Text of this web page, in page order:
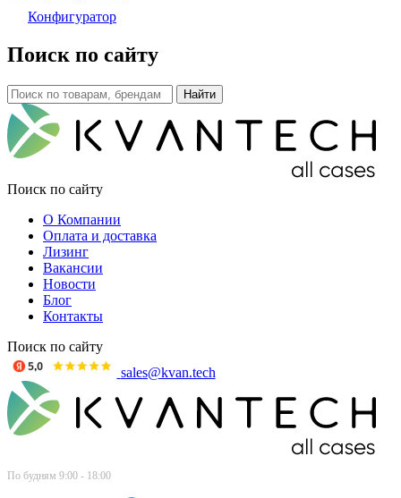
Конфигуратор
Поиск по сайту
Поиск по сайту
О Компании
Оплата и доставка
Лизинг
Вакансии
Новости
Блог
Контакты
Поиск по сайту
sales@kvan.tech
По будням 9:00 - 18:00